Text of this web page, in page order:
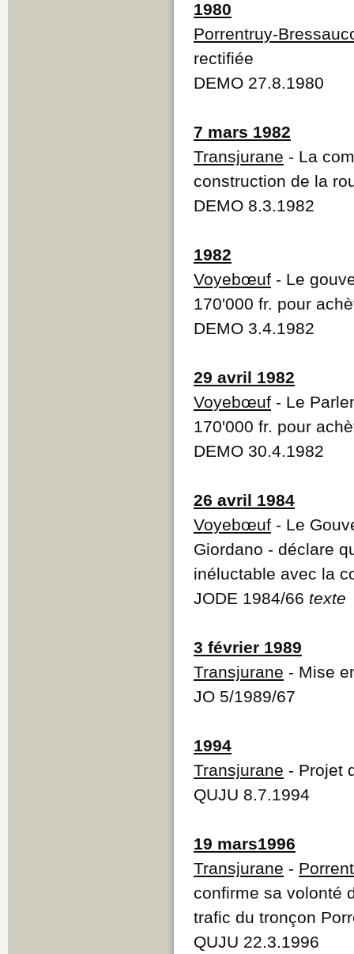
1980
Porrentruy-
rectifiée
DEMO 27.8.1980
7 mars 1982
Transjurane - La
construction de la
DEMO 8.3.1982
1982
Voyebœuf - Le
170'000 fr. pour
DEMO 3.4.1982
29 avril 1982
Voyebœuf - Le
170'000 fr. pour
DEMO 30.4.1982
26 avril 1984
Voyebœuf - Le
Giordano - déclare
inéluctable avec la
JODE 1984/66 texte
3 février 1989
Transjurane - Mise
JO 5/1989/67
1994
Transjurane - Projet
QUJU 8.7.1994
19 mars1996
Transjurane -
confirme sa volonté
trafic du tronçon
QUJU 22.3.1996